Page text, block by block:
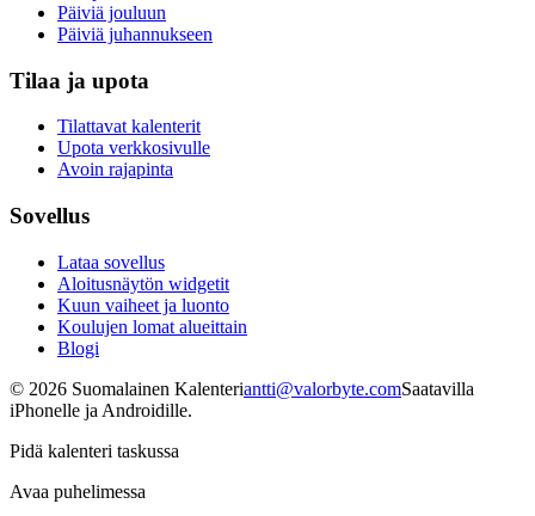
Päiviä jouluun
Päiviä juhannukseen
Tilaa ja upota
Tilattavat kalenterit
Upota verkkosivulle
Avoin rajapinta
Sovellus
Lataa sovellus
Aloitusnäytön widgetit
Kuun vaiheet ja luonto
Koulujen lomat alueittain
Blogi
© 2026 Suomalainen Kalenteriantti@valorbyte.comSaatavilla
iPhonelle ja Androidille.
Pidä kalenteri taskussa
Avaa puhelimessa